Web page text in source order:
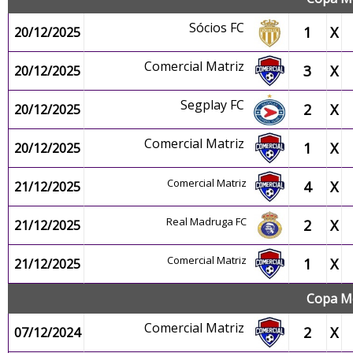
20/12/2025
Sócios FC 1 X
20/12/2025 Comercial Matriz 3 X
20/12/2025 Segplay FC 2 X
20/12/2025 Comercial Matriz 1 X
21/12/2025 Comercial Matriz 4 X
21/12/2025 Real Madruga FC 2 X
21/12/2025 Comercial Matriz 1 X
Copa
07/12/2024
Comercial Matriz 2 X